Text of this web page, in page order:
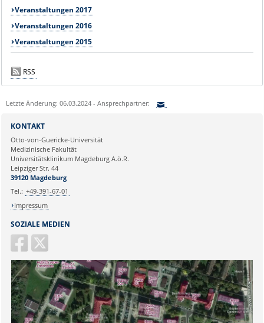
Veranstaltungen 2017
Veranstaltungen 2016
Veranstaltungen 2015
RSS
Letzte Änderung: 06.03.2024 - Ansprechpartner:
Ihre E-Mailadresse:
Ihr Anliegen:
SOZIALE MEDIEN
KONTAKT
Otto-von-Guericke-Universität
Medizinische Fakultät
Universitätsklinikum Magdeburg A.ö.R.
Leipziger Str. 44
39120 Magdeburg
Tel.: +49-391-67-01
Impressum